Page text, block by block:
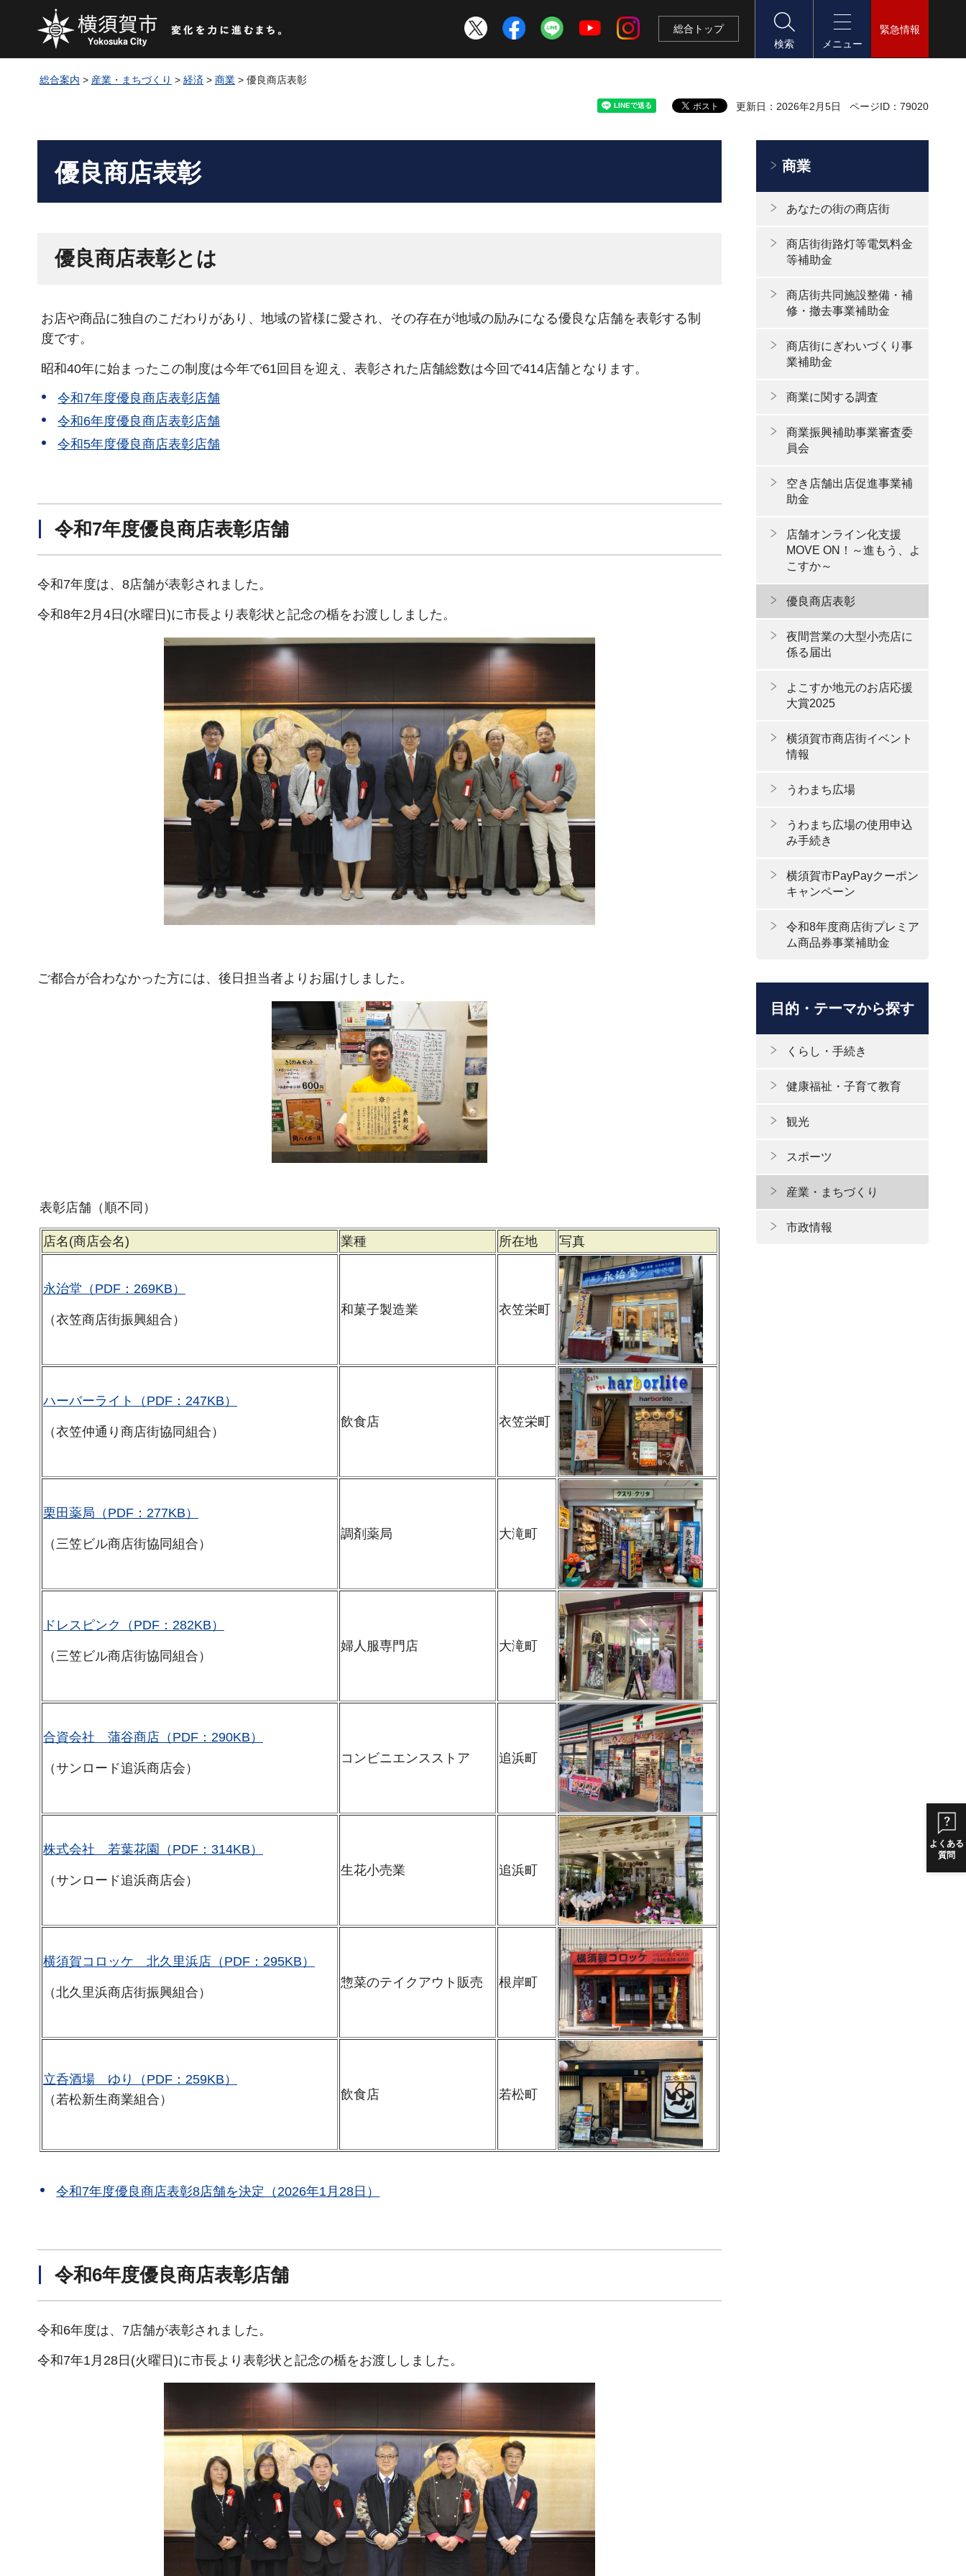
総合 トップ
検索
メニュー
緊急情報
よくある
質問
総合案内 > 産業・まちづくり > 経済 > 商業 > 優良商店表彰
更新日：2026年2月5日 ページID：79020
優良商店表彰
優良商店表彰とは
お店や商品に独自のこだわりがあり、地域の皆様に愛され、その存在が地域の励みになる優良な店舗を表彰する制
度です。
昭和40年に始まったこの制度は今年で61回目を迎え、表彰された店舗総数は今回で414店舗となります。
令和7年度優良商店表彰店舗
令和6年度優良商店表彰店舗
令和5年度優良商店表彰店舗
令和7年度優良商店表彰店舗
令和7年度は、8店舗が表彰されました。
令和8年2月4日(水曜日)に市長より表彰状と記念の楯をお渡ししました。
ご都合が合わなかった方には、後日担当者よりお届けしました。
表彰店舗（順不同）
店名(商店会名) 業種 所在地 写真
永治堂（PDF：269KB）
（衣笠商店街振興組合）
和菓子製造業 衣笠栄町
ハーバーライト（PDF：247KB）
（衣笠仲通り商店街協同組合）
飲食店 衣笠栄町
栗田薬局（PDF：277KB）
（三笠ビル商店街協同組合）
調剤薬局 大滝町
ドレスピンク（PDF：282KB）
（三笠ビル商店街協同組合）
婦人服専門店 大滝町
合資会社 蒲谷商店（PDF：290KB）
（サンロード追浜商店会）
コンビニエンスストア 追浜町
株式会社 若葉花園（PDF：314KB）
（サンロード追浜商店会）
生花小売業 追浜町
横須賀コロッケ 北久里浜店（PDF：295KB）
（北久里浜商店街振興組合）
惣菜のテイクアウト販売 根岸町
立呑酒場 ゆり（PDF：259KB）
（若松新生商業組合）
飲食店 若松町
令和7年度優良商店表彰8店舗を決定（2026年1月28日）
令和6年度優良商店表彰店舗
令和6年度は、7店舗が表彰されました。
令和7年1月28日(火曜日)に市長より表彰状と記念の楯をお渡ししました。
商業
あなたの街の商店街
商店街街路灯等電気料金
等補助金
商店街共同施設整備・補
修・撤去事業補助金
商店街にぎわいづくり事
業補助金
商業に関する調査
商業振興補助事業審査委
員会
空き店舗出店促進事業補
助金
店舗オンライン化支援
MOVE ON！～進もう、よ
こすか～
優良商店表彰
夜間営業の大型小売店に
係る届出
よこすか地元のお店応援
大賞2025
横須賀市商店街イベント
情報
うわまち広場
うわまち広場の使用申込
み手続き
横須賀市PayPayクーポン
キャンペーン
令和8年度商店街プレミア
ム商品券事業補助金
目的・テーマから探す
くらし・手続き
健康福祉・子育て教育
観光
スポーツ
産業・まちづくり
市政情報